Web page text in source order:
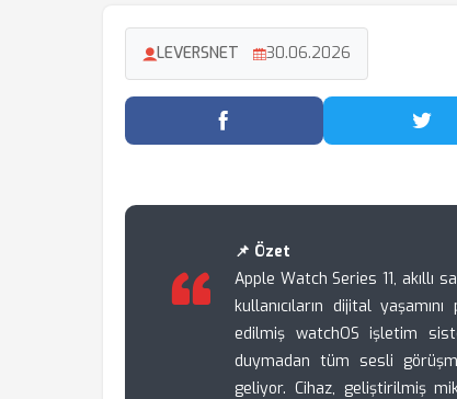
LEVERSNET 30.06.2026
Facebook'ta Paylaş
📌 Özet
Apple Watch Series 11, akıllı
kullanıcıların dijital
edilmiş watchOS işletim
duymadan tüm sesli
geliyor. Cihaz, geliştirilmiş